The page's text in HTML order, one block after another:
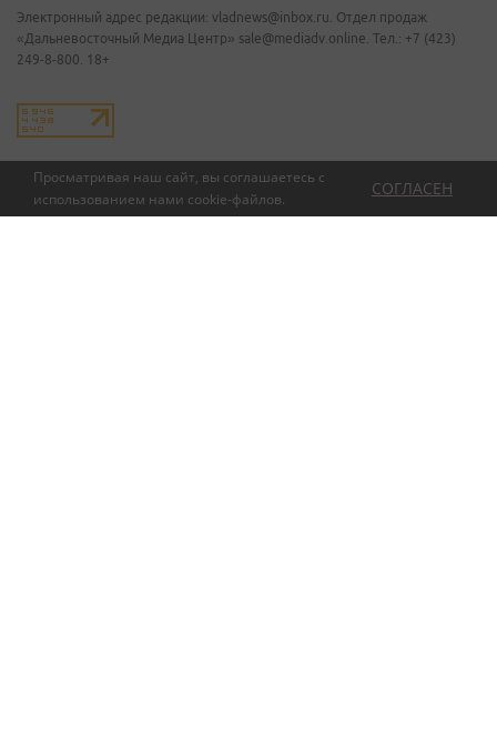
Просматривая наш сайт, вы соглашаетесь с
использованием нами cookie-файлов.
СОГЛАСЕН
Электронный адрес редакции: vladnews@inbox.ru. Отдел продаж
«Дальневосточный Медиа Центр» sale@mediadv.online. Тел.: +7 (423)
249-8-800. 18+